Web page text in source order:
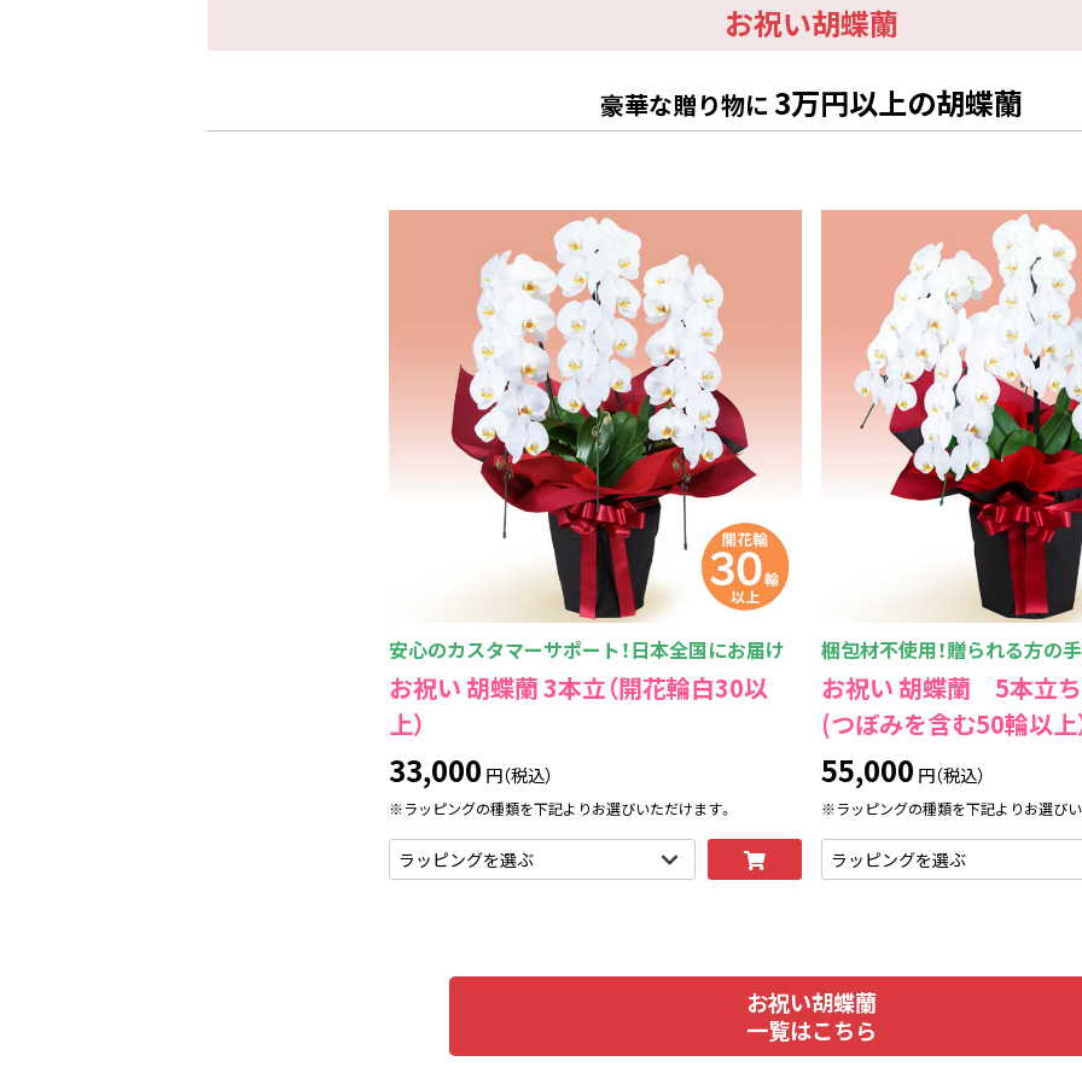
お祝い胡蝶蘭
豪華な贈り物に 3万円以上の胡蝶蘭
安心のカスタマーサポート！日本全国にお届け
お祝い 胡蝶蘭 3本立（開花輪白30以
上）
33,000 円（税込）
※ラッピングの種類を下記よりお選びいただけます。
梱包材不使用！贈られる方の
お祝い 胡蝶蘭 5本立ち
(つぼみを含む50輪以上
55,000 円（税込）
※ラッピングの種類を下記よりお選び
お祝い胡蝶蘭
一覧はこちら